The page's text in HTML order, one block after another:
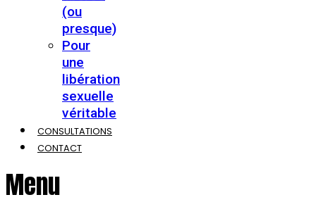
(ou
presque)
Pour
une
libération
sexuelle
véritable
CONSULTATIONS
CONTACT
Menu